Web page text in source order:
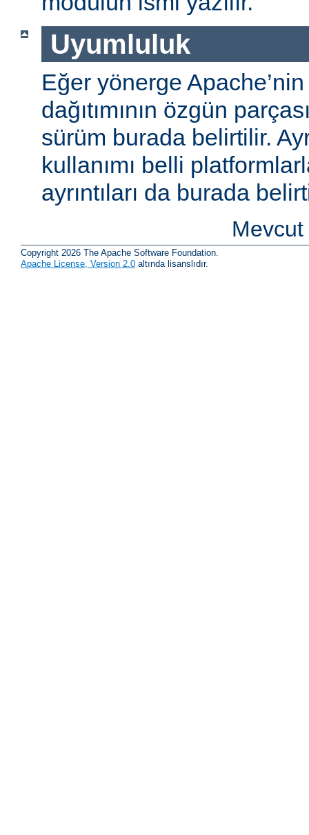
Uyumluluk
Eğer yönerge
dağıtımının özgün
sürüm burada belirtilir.
kullanımı belli
ayrıntıları da burada
Copyright 2026 The Apache Software Foundation.
Apache License, Version 2.0 altında lisanslıdır.